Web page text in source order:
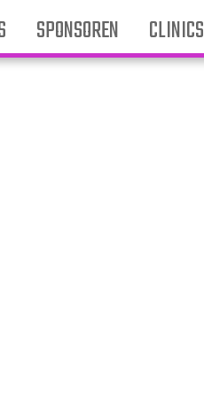
SPONSOREN CLINICS